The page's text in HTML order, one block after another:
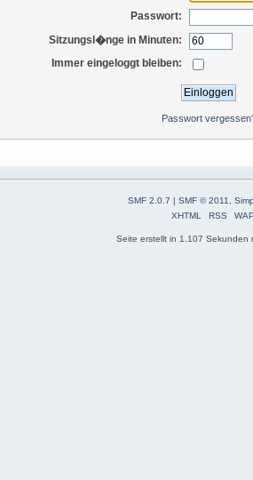
Passwort:
Sitzungsl�nge in Minuten:
Immer eingeloggt bleiben:
Passwort
SMF 2.0.7 SMF © 2011,
XHTML
RSS
Seite erstellt in 1.107 Sekunden